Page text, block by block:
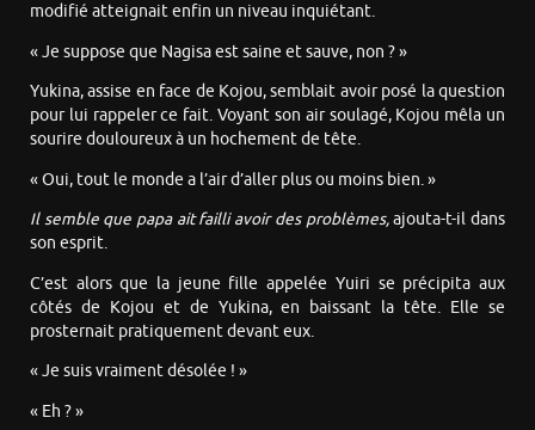
modifié atteignait enfin un niveau inquiétant.
« Je suppose que Nagisa est saine et sauve, non ? »
Yukina, assise en face de Kojou, semblait avoir posé la question
pour lui rappeler ce fait. Voyant son air soulagé, Kojou mêla un
sourire douloureux à un hochement de tête.
« Oui, tout le monde a l’air d’aller plus ou moins bien. »
Il semble que papa ait failli avoir des problèmes,ajouta-t-il dans
son esprit.
C’est alors que la jeune fille appelée Yuiri se précipita aux
côtés de Kojou et de Yukina, en baissant la tête. Elle se
prosternait pratiquement devant eux.
« Je suis vraiment désolée ! »
« Eh ? »